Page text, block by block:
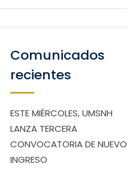
Comunicados
recientes
ESTE MIÉRCOLES, UMSNH
LANZA TERCERA
CONVOCATORIA DE NUEVO
INGRESO